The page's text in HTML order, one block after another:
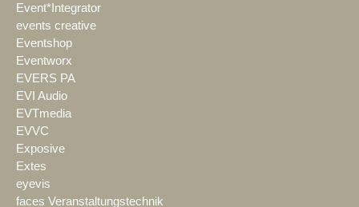
Event*Integrator
events creative
Eventshop
Eventworx
EVERS PA
EVI Audio
EVTmedia
EVVC
Exposive
Extes
eyevis
faces Veranstaltungstechnik